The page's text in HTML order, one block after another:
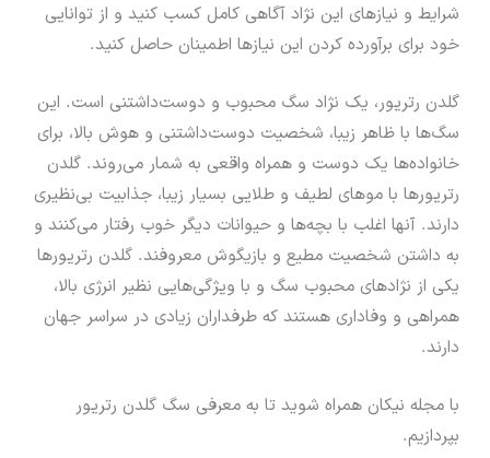
شرایط و نیازهای این نژاد آگاهی کامل کسب کنید و از توانایی
خود برای برآورده کردن این نیازها اطمینان حاصل کنید.
گلدن رتریور، یک نژاد سگ محبوب و دوست‌داشتنی است. این
سگ‌ها با ظاهر زیبا، شخصیت دوست‌داشتنی و هوش بالا، برای
خانواده‌ها یک دوست و همراه واقعی به شمار می‌روند. گلدن
رتریورها با موهای لطیف و طلایی بسیار زیبا، جذابیت بی‌نظیری
دارند. آنها اغلب با بچه‌ها و حیوانات دیگر خوب رفتار می‌کنند و
به داشتن شخصیت مطیع و بازیگوش معروفند. گلدن رتریورها
یکی از نژادهای محبوب سگ و با ویژگی‌هایی نظیر انرژی بالا،
همراهی و وفاداری هستند که طرفداران زیادی در سراسر جهان
دارند.
با مجله نیکان همراه شوید تا به معرفی سگ گلدن رتریور
بپردازیم.